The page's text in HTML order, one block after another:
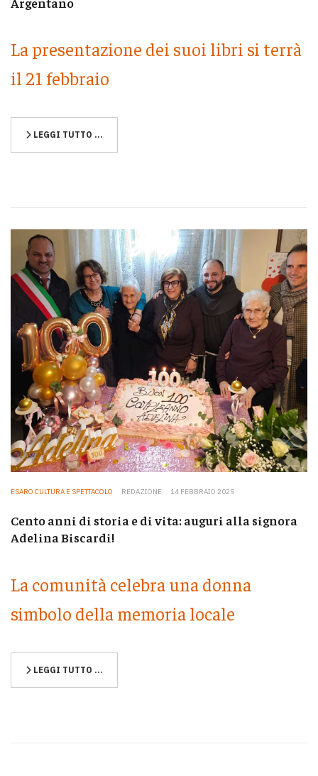
La presentazione dei suoi libri si terrà
il 21 febbraio
LEGGI TUTTO …
ESARO CULTURA E SPETTACOLO REDAZIONE 14 FEBBRAIO 2025
Cento anni di storia e di vita: auguri alla signora
Adelina Biscardi!
La comunità celebra una donna
simbolo della memoria locale
LEGGI TUTTO …